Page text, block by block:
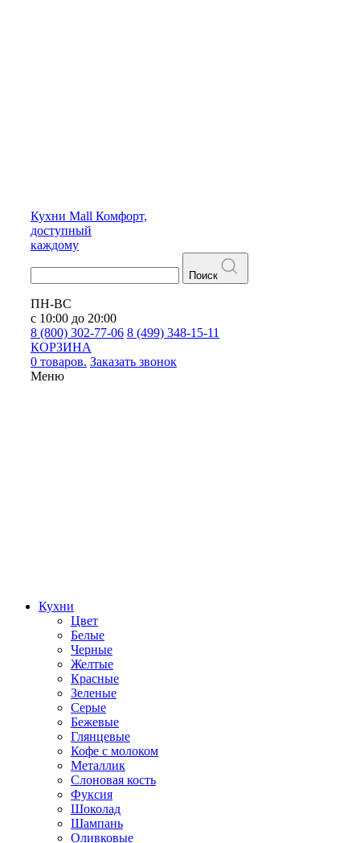
Кухни Mall Комфорт,
доступный
каждому
Поиск
ПН-ВС
с 10:00 до 20:00
8 (800) 302-77-06 8 (499) 348-15-11
КОРЗИНА
0 товаров. Заказать звонок
Меню
Кухни
Цвет
Белые
Черные
Желтые
Красные
Зеленые
Серые
Бежевые
Глянцевые
Кофе с молоком
Металлик
Слоновая кость
Фуксия
Шоколад
Шампань
Оливковые